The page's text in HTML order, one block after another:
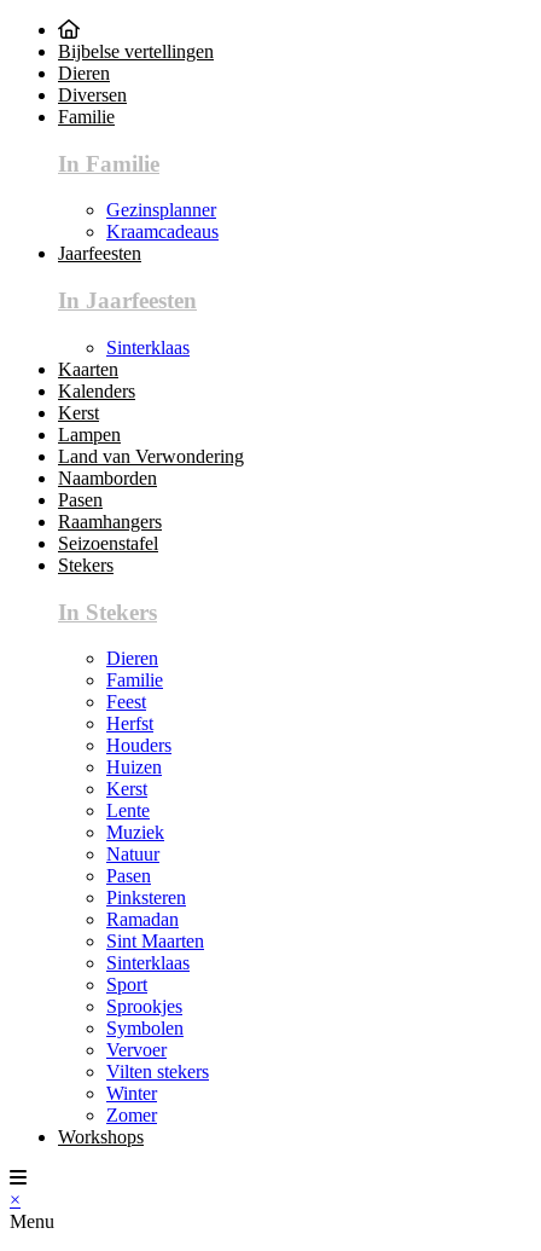
Bijbelse vertellingen
Dieren
Diversen
Familie
In Familie
Gezinsplanner
Kraamcadeaus
Jaarfeesten
In Jaarfeesten
Sinterklaas
Kaarten
Kalenders
Kerst
Lampen
Land van Verwondering
Naamborden
Pasen
Raamhangers
Seizoenstafel
Stekers
In Stekers
Dieren
Familie
Feest
Herfst
Houders
Huizen
Kerst
Lente
Muziek
Natuur
Pasen
Pinksteren
Ramadan
Sint Maarten
Sinterklaas
Sport
Sprookjes
Symbolen
Vervoer
Vilten stekers
Winter
Zomer
Workshops
×
Menu